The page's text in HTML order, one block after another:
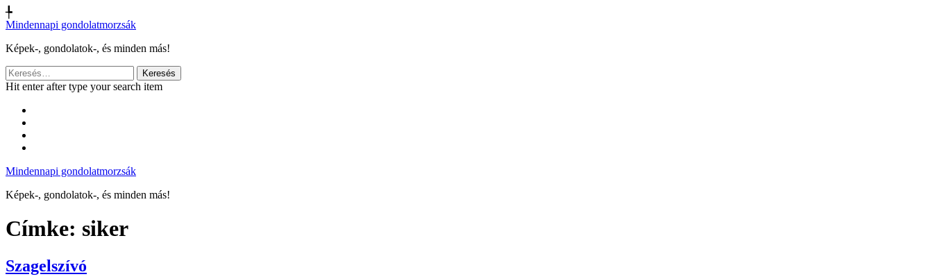
╄
Mindennapi gondolatmorzsák
Képek-, gondolatok-, és minden más!
Keresés:
Hit enter after type your search item
Mindennapi gondolatmorzsák
Képek-, gondolatok-, és minden más!
Címke: siker
Szagelszívó